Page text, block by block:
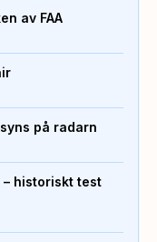
av FAA
på radarn
historiskt test